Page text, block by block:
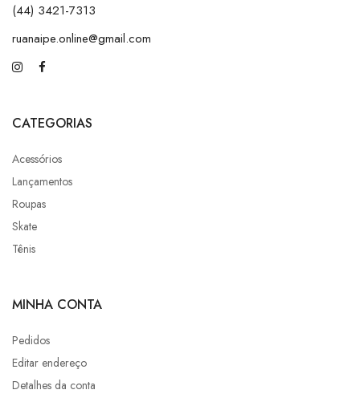
(44) 3421-7313
ruanaipe.online@gmail.com
CATEGORIAS
Acessórios
Lançamentos
Roupas
Skate
Tênis
MINHA CONTA
Pedidos
Editar endereço
Detalhes da conta